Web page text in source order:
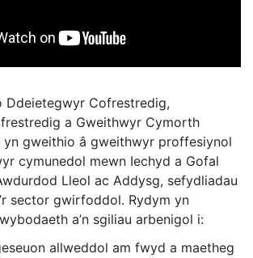
Ddeietegwyr Cofrestredig,
a Gweithwyr Cymorth
yn gweithio â gweithwyr proffesiynol
cymunedol mewn Iechyd a Gofal
Lleol ac Addysg, sefydliadau
sector gwirfoddol. Rydym yn
a’n sgiliau arbenigol i:
allweddol am fwyd a maetheg